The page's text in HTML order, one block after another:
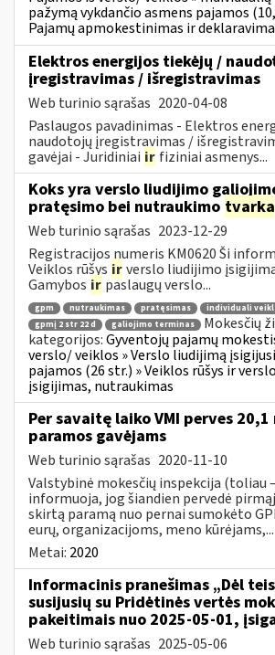
pažymą vykdančio asmens pajamos
Pajamų apmokestinimas ir
Elektros energijos tiekėjų /
įregistravimas / išregistravimas
Web turinio sąrašas 2020-04-08
Paslaugos pavadinimas - Elektros
naudotojų įregistravimas /
gavėjai - Juridiniai ir fiziniai asmenys...
Koks yra verslo liudijimo
pratęsimo bei nutraukimo tvarka
Web turinio sąrašas 2023-12-29
Registracijos numeris KM0620 Ši
Veiklos rūšys irverslo liudijimo
Gamybos ir paslaugų verslo...
gpm nutraukimas pratęsimas individuali
gpmį 2 str 22 d
galiojimo terminas
Mokesčių
kategorijos:Gyventojų pajamų
verslo/ veiklos » Verslo liudijimą
pajamos (26 str.) » Veiklos rūšys ir
įsigijimas, nutraukimas
Per savaitę laiko VMI perves 20,1
paramos gavėjams
Web turinio sąrašas 2020-11-10
Valstybinė mokesčių inspekcija (toliau
informuoja, jog šiandien pervedė
skirtą paramą nuo pernai sumokėto
eurų, organizacijoms, meno kūrėjams,...
Metai: 2020
Informacinis pranešimas „Dėl
susijusių su Pridėtinės vertės
pakeitimais nuo 2025-05-01,
Web turinio sąrašas 2025-05-06